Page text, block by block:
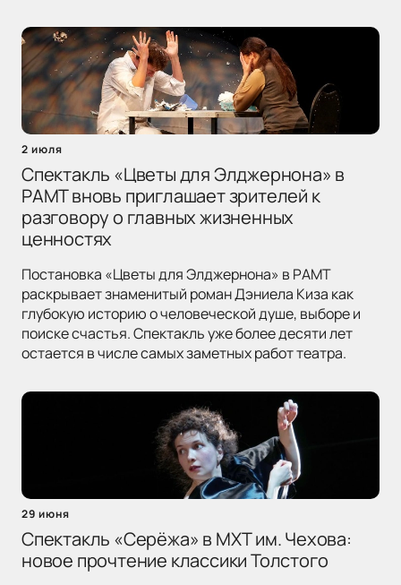
2 июля
Спектакль «Цветы для Элджернона» в
РАМТ вновь приглашает зрителей к
разговору о главных жизненных
ценностях
Постановка «Цветы для Элджернона» в РАМТ
раскрывает знаменитый роман Дэниела Киза как
глубокую историю о человеческой душе, выборе и
поиске счастья. Спектакль уже более десяти лет
остается в числе самых заметных работ театра.
29 июня
Спектакль «Серёжа» в МХТ им. Чехова:
новое прочтение классики Толстого